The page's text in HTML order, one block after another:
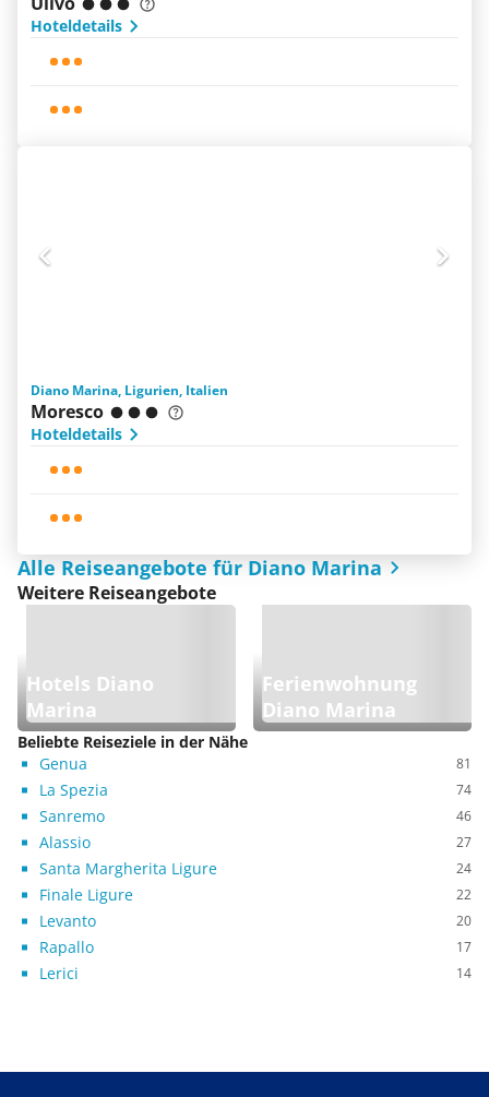
Hoteldetails
Diano Marina, Ligurien, Italien
Moresco
Hoteldetails
Alle Reiseangebote für Diano Marina
Weitere Reiseangebote
Hotels Diano
Marina
Ferienwohnung
Diano Marina
Beliebte Reiseziele in der Nähe
Genua
81
La Spezia 74
Sanremo 46
Alassio 27
Santa Margherita Ligure 24
Finale Ligure 22
Levanto 20
Rapallo 17
Lerici 14